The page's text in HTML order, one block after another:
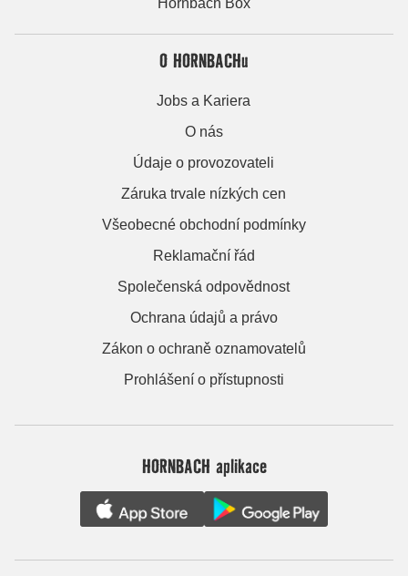
O HORNBACHu
Jobs a Kariera
O nás
Údaje o provozovateli
Záruka trvale nízkých cen
Všeobecné obchodní podmínky
Reklamační řád
Společenská odpovědnost
Ochrana údajů a právo
Zákon o ochraně oznamovatelů
Prohlášení o přístupnosti
HORNBACH aplikace